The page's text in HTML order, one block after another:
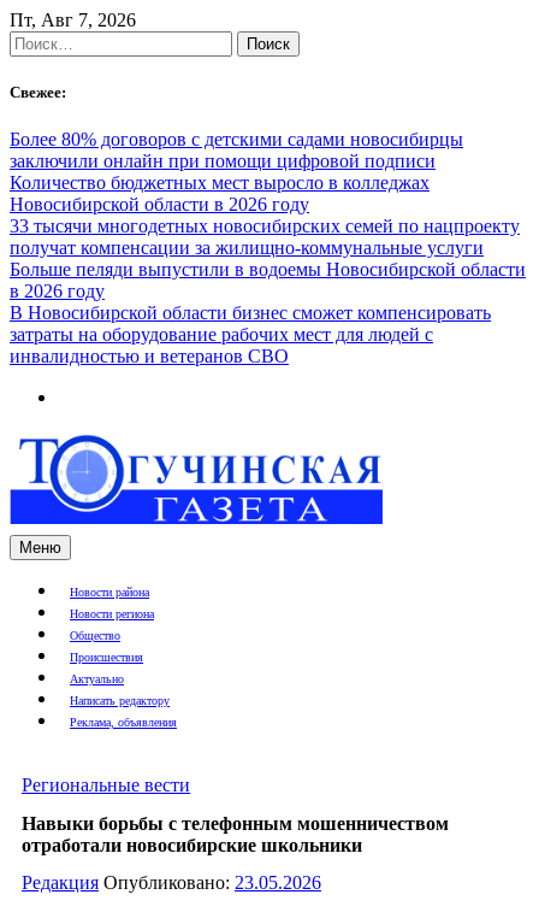
Skip
to
content
Пт, Авг 7, 2026
Найти:
Свежее:
Более 80% договоров с детскими садами новосибирцы
заключили онлайн при помощи цифровой подписи
Количество бюджетных мест выросло в колледжах
Новосибирской области в 2026 году
33 тысячи многодетных новосибирских семей по нацпроекту
получат компенсации за жилищно-коммунальные услуги
Больше пеляди выпустили в водоемы Новосибирской области
в 2026 году
В Новосибирской области бизнес сможет компенсировать
затраты на оборудование рабочих мест для людей с
инвалидностью и ветеранов СВО
Меню
Новости района
Новости региона
Общество
Происшествия
Актуально
Написать редактору
Реклама, объявления
Региональные вести
Навыки борьбы с телефонным мошенничеством
отработали новосибирские школьники
Редакция Опубликовано: 23.05.2026